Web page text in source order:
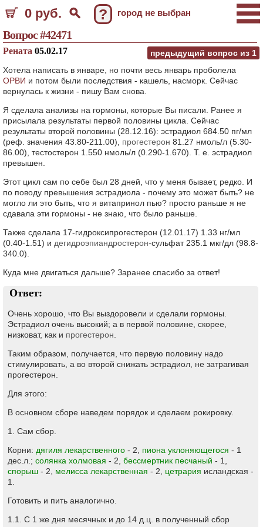
0 руб. ? город не выбран
Вопрос #42471
предыдущий вопрос из 1
Рената 05.02.17
Хотела написать в январе, но почти весь январь проболела
ОРВИ и потом были последствия - кашель, насморк. Сейчас
вернулась к жизни - пишу Вам снова.
Я сделала анализы на гормоны, которые Вы писали. Ранее я
присылала результаты первой половины цикла. Сейчас
результаты второй половины (28.12.16): эстрадиол 684.50 пг/мл
(реф. значения 43.80-211.00), прогестерон 81.27 нмоль/л (5.30-
86.00), тестостерон 1.550 нмоль/л (0.290-1.670). Т. е. эстрадиол
превышен.
Этот цикл сам по себе был 28 дней, что у меня бывает, редко. И
по поводу превышения эстрадиола - почему это может быть? не
могло ли это быть, что я витапринол пью? просто раньше я не
сдавала эти гормоны - не знаю, что было раньше.
Также сделала 17-гидроксипрогестерон (12.01.17) 1.33 нг/мл
(0.40-1.51) и дегидроэпиандростерон-сульфат 235.1 мкг/дл (98.8-
340.0).
Куда мне двигаться дальше? Заранее спасибо за ответ!
Ответ:
Очень хорошо, что Вы выздоровели и сделали гормоны.
Эстрадиол очень высокий; а в первой половине, скорее,
низковат, как и прогестерон
Таким образом, получается, что первую половину надо
стимулировать, а во второй снижать эстрадиол, не затрагивая
прогестерон.
Для этого:
В основном сборе наведем порядок и сделаем рокировку.
1. Сам сбор.
Корни: дягиля лекарственного - 2, пиона уклоняющегося - 1
дес.л.; солянка холмовая - 2, бессмертник песчаный - 1,
спорыш - 2, мелисса лекарственная - 2, цетрария исландская -
1.
Готовить и пить аналогично.
1.1. С 1 же дня месячных и до 14 д.ц. в полученный сбор